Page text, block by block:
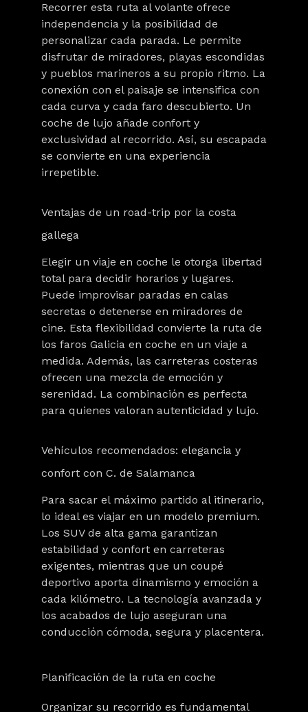
Recorrer esta ruta al volante ofrece
independencia y la posibilidad de
personalizar cada parada. Le permite
disfrutar de miradores, playas escondidas
y pueblos marineros a su propio ritmo. La
conexión con el paisaje se intensifica con
cada curva y cada faro descubierto. Un
coche de lujo añade confort y
exclusividad al recorrido. Así, su escapada
se convierte en una experiencia
irrepetible.
Ventajas de un road-trip por la costa
gallega
Elegir un viaje en coche le otorga libertad
total para decidir horarios y lugares.
Puede improvisar paradas en calas
secretas o detenerse en miradores de
cine. Esta flexibilidad convierte la ruta de
los faros Galicia en coche en un viaje a
medida. Además, las carreteras costeras
ofrecen una mezcla de emoción y
serenidad. La combinación es perfecta
para quienes valoran autenticidad y lujo.
Vehículos recomendados: elegancia y
confort con C. de Salamanca
Para sacar el máximo partido al itinerario,
lo ideal es viajar en un modelo premium.
Los SUV de alta gama garantizan
estabilidad y confort en carreteras
exigentes, mientras que un coupé
deportivo aporta dinamismo y emoción a
cada kilómetro. La tecnología avanzada y
los acabados de lujo aseguran una
conducción cómoda, segura y placentera.
Planificación de la ruta en coche
Organizar su recorrido es fundamental